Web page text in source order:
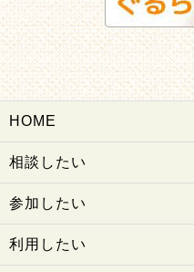
HOME
相談したい
参加したい
利用したい